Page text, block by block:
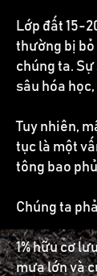
Lớp đất 15-
thường bị
chúng ta.
sâu hóa
Tuy nhiên,
tục là một
tông bao
Chúng ta
1% hữu cơ
mưa lớn và